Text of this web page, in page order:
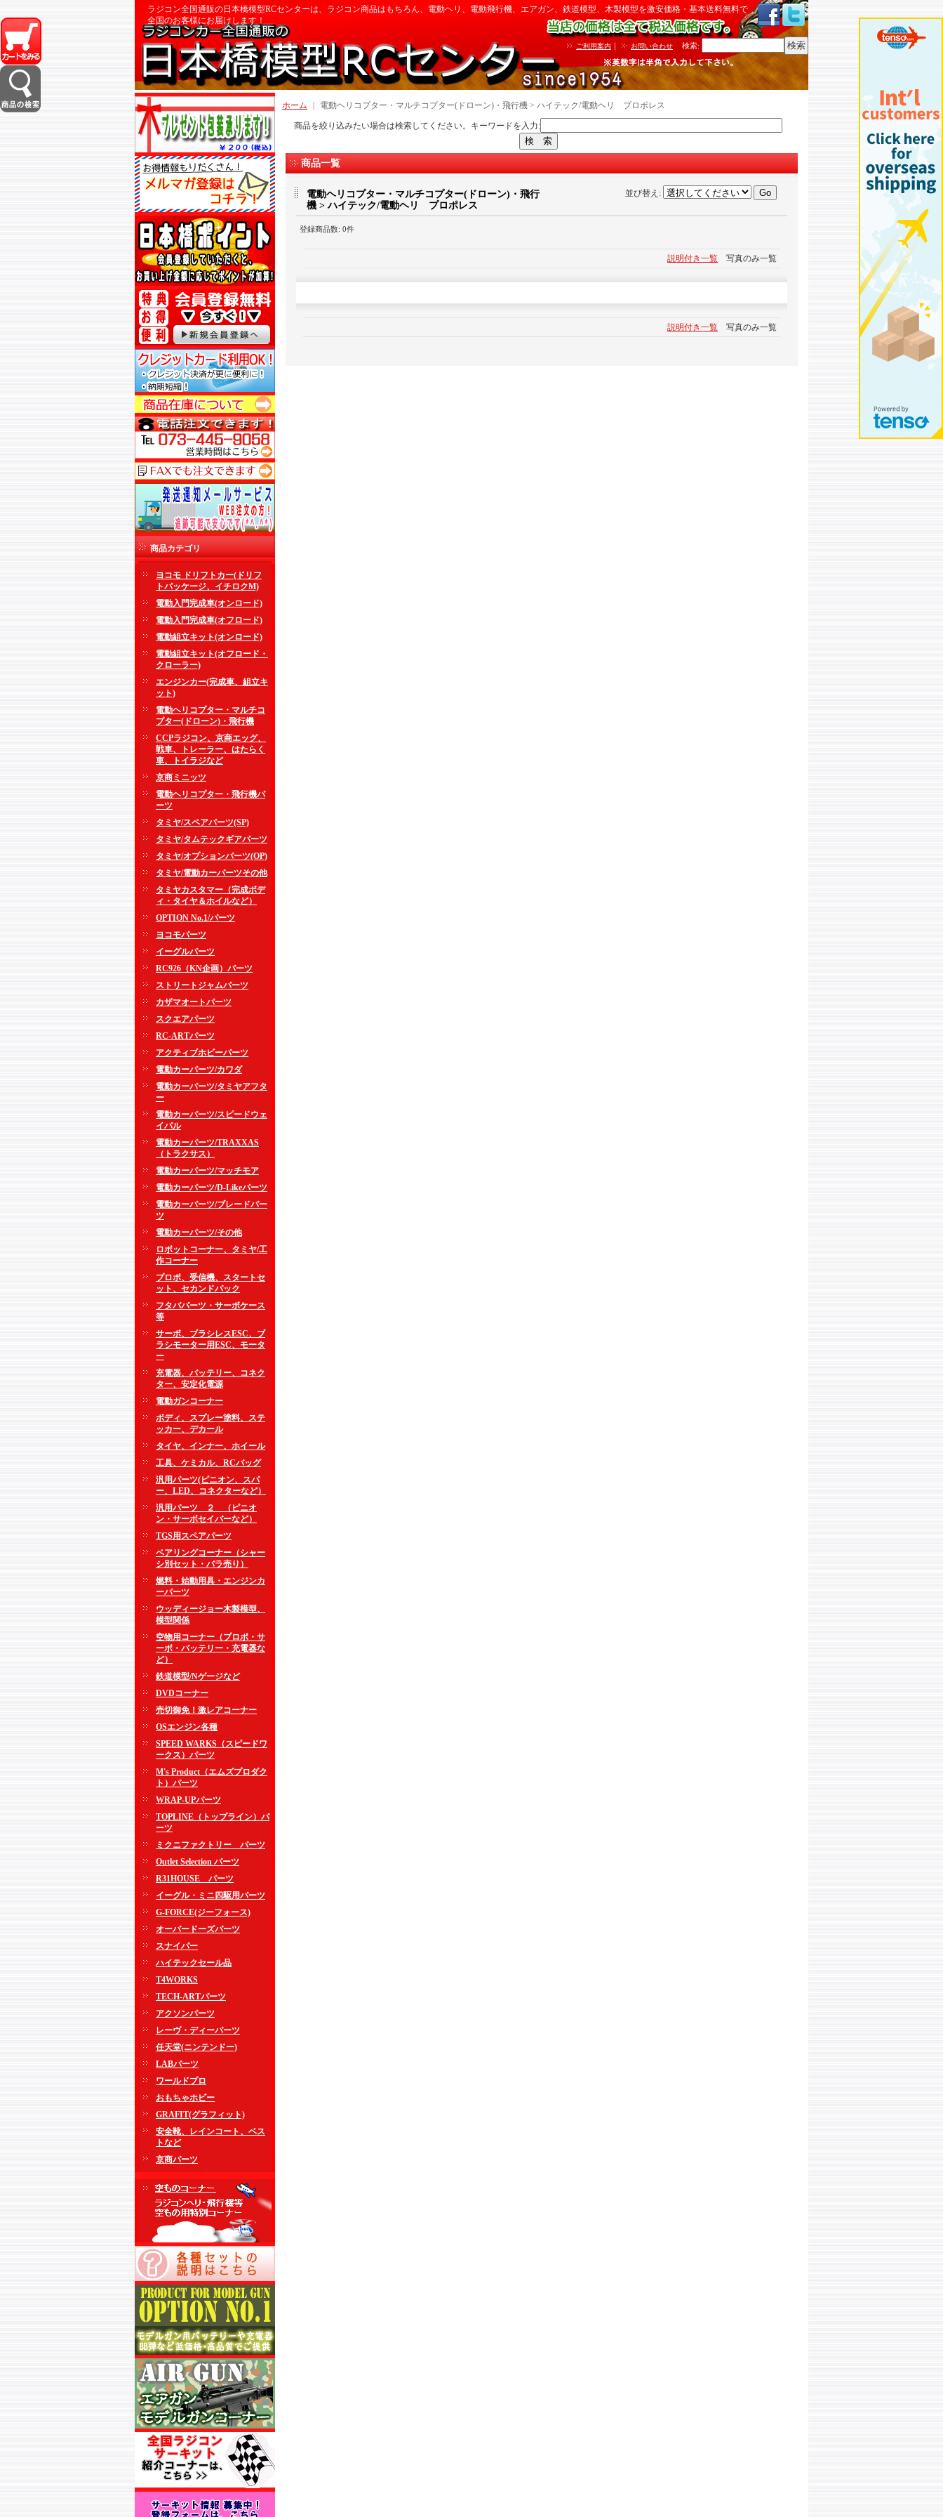
ラジコン全国通販の日本橋模型RCセンターは、ラジコン商品はもちろん、電動ヘリ、電動飛行機、エアガン、鉄道模型、木製模型を激安価格・基本送料無料で
全国のお客様にお届けします！
ご利用案内 ｜ お問い合わせ 検索:
商品カテゴリ
ヨコモ ドリフトカー(ドリフ
トパッケージ、イチロクM)
電動入門完成車(オンロード)
電動入門完成車(オフロード)
電動組立キット(オンロード)
電動組立キット(オフロード・
クローラー)
エンジンカー(完成車、組立キ
ット)
電動ヘリコプター・マルチコ
プター(ドローン)・飛行機
CCPラジコン、京商エッグ、
戦車、トレーラー、はたらく
車、トイラジなど
京商ミニッツ
電動ヘリコプター・飛行機パ
ーツ
タミヤ/スペアパーツ(SP)
タミヤ/タムテックギアパーツ
タミヤ/オプションパーツ(OP)
タミヤ/電動カーパーツその他
タミヤカスタマー（完成ボデ
ィ・タイヤ＆ホイルなど）
OPTION No.1/パーツ
ヨコモパーツ
イーグルパーツ
RC926（KN企画）パーツ
ストリートジャムパーツ
カザマオートパーツ
スクエアパーツ
RC-ARTパーツ
アクティブホビーパーツ
電動カーパーツ/カワダ
電動カーパーツ/タミヤアフタ
ー
電動カーパーツ/スピードウェ
イパル
電動カーパーツ/TRAXXAS
（トラクサス）
電動カーパーツ/マッチモア
電動カーパーツ/D-Likeパーツ
電動カーパーツ/ブレードパー
ツ
電動カーパーツ/その他
ロボットコーナー、タミヤ/工
作コーナー
プロポ、受信機、スタートセ
ット、セカンドパック
フタバパーツ・サーボケース
等
サーボ、ブラシレスESC、ブ
ラシモーター用ESC、モータ
ー
充電器、バッテリー、コネク
ター、安定化電源
電動ガンコーナー
ボディ、スプレー塗料、ステ
ッカー、デカール
タイヤ、インナー、ホイール
工具、ケミカル、RCバッグ
汎用パーツ(ピニオン、スパ
ー、LED、コネクターなど）
汎用パーツ ２ （ピニオ
ン・サーボセイバーなど）
TGS用スペアパーツ
ベアリングコーナー（シャー
シ別セット・バラ売り）
燃料・始動用具・エンジンカ
ーパーツ
ウッディージョー木製模型、
模型関係
空物用コーナー（プロポ・サ
ーボ・バッテリー・充電器な
ど）
鉄道模型/Nゲージなど
DVDコーナー
売切御免！激レアコーナー
OSエンジン各種
SPEED WARKS（スピードワ
ークス）パーツ
M's Product（エムズプロダク
ト）パーツ
WRAP-UPパーツ
TOPLINE（トップライン）パ
ーツ
ミクニファクトリー パーツ
Outlet Selection パーツ
R31HOUSE パーツ
イーグル・ミニ四駆用パーツ
G-FORCE(ジーフォース)
オーバードーズパーツ
スナイパー
ハイテックセール品
T4WORKS
TECH-ARTパーツ
アクソンパーツ
レーヴ・ディーパーツ
任天堂(ニンテンドー)
LABパーツ
ワールドプロ
おもちゃホビー
GRAFIT(グラフィット)
安全靴、レインコート、ベス
トなど
京商パーツ
ホーム 電動ヘリコプター・マルチコプター(ドローン)・飛行機 > ハイテック/電動ヘリ プロポレス
商品を絞り込みたい場合は検索してください。キーワードを入力:
商品一覧
電動ヘリコプター・マルチコプター(ドローン)・飛行
機 > ハイテック/電動ヘリ プロポレス
並び替え :
登録商品数: 0件
説明付き一覧 写真のみ一覧
説明付き一覧 写真のみ一覧